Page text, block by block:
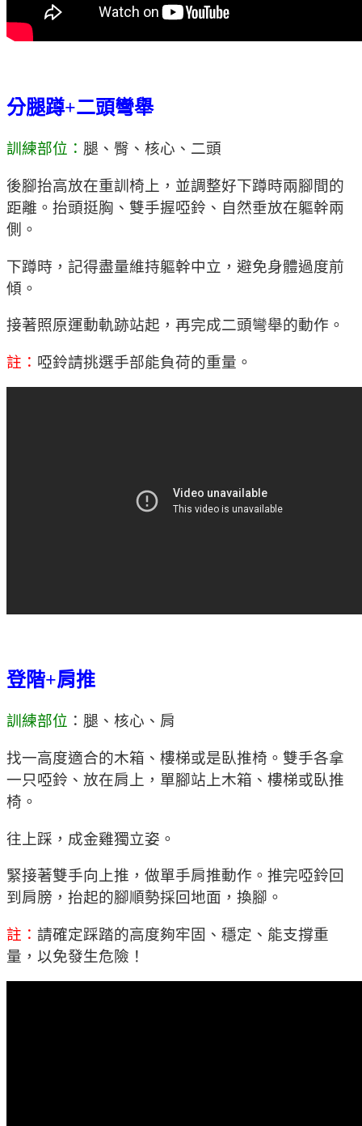
分腿蹲+二頭彎舉
訓練部位： 腿、臀、核心、二頭
後腳抬高放在重訓椅上，並調整好下蹲時兩腳間的
距離。抬頭挺胸、雙手握啞鈴、自然垂放在軀幹兩
側。
下蹲時，記得盡量維持軀幹中立，避免身體過度前
傾。
接著照原運動軌跡站起，再完成二頭彎舉的動作。
註： 啞鈴請挑選手部能負荷的重量。
登階+肩推
訓練部位 ：腿、核心、肩
找一高度適合的木箱、樓梯或是臥推椅。雙手各拿
一只啞鈴、放在肩上，單腳站上木箱、樓梯或臥推
椅。
往上踩，成金雞獨立姿。
緊接著雙手向上推，做單手肩推動作。推完啞鈴回
到肩膀，抬起的腳順勢採回地面，換腳。
註： 請確定踩踏的高度夠牢固、穩定、能支撐重
量，以免發生危險！